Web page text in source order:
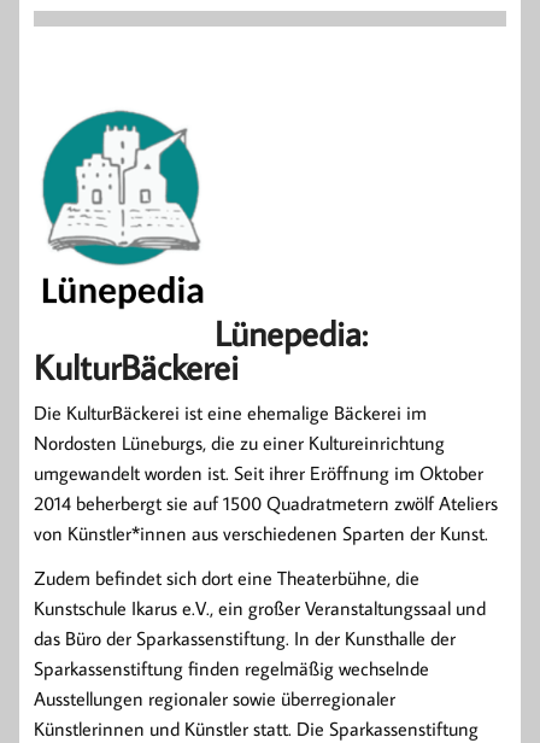
Lünepedia:
KulturBäckerei
Die KulturBäckerei ist eine ehemalige Bäckerei im
Nordosten Lüneburgs, die zu einer Kultureinrichtung
umgewandelt worden ist. Seit ihrer Eröffnung im Oktober
2014 beherbergt sie auf 1500 Quadratmetern zwölf Ateliers
von Künstler*innen aus verschiedenen Sparten der Kunst.
Zudem befindet sich dort eine Theaterbühne, die
Kunstschule Ikarus e.V., ein großer Veranstaltungssaal und
das Büro der Sparkassenstiftung. In der Kunsthalle der
Sparkassenstiftung finden regelmäßig wechselnde
Ausstellungen regionaler sowie überregionaler
Künstlerinnen und Künstler statt. Die Sparkassenstiftung